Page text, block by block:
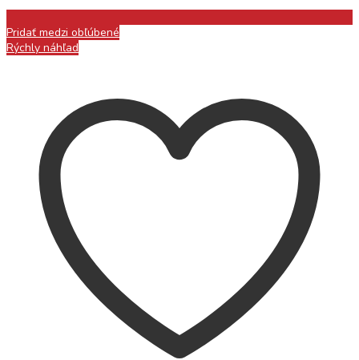
Pridať medzi obľúbené
Rýchly náhľad